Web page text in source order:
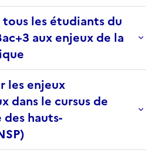
les étudiants du
aux enjeux de la
les enjeux
dans le cursus de
hauts-